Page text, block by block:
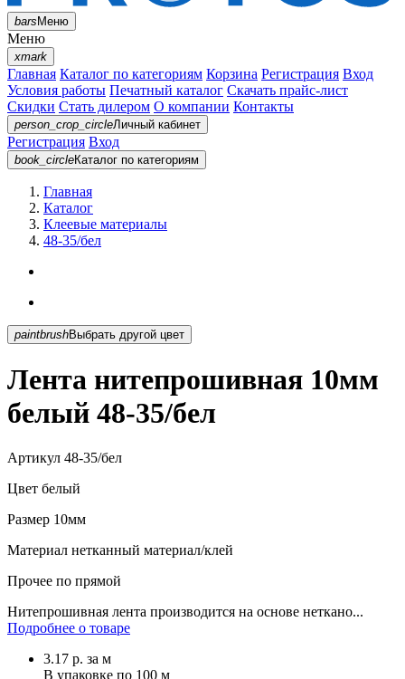
barsМеню
Меню
xmark
Главная Каталог по категориям Корзина Регистрация Вход
Условия работы Печатный каталог Скачать прайс-лист
Скидки Стать дилером О компании Контакты
person_crop_circleЛичный кабинет
Регистрация Вход
book_circleКаталог по категориям
Главная
Каталог
Клеевые материалы
48-35/бел
paintbrush Выбрать другой цвет
Лента нитепрошивная 10мм
белый 48-35/бел
Артикул 48-35/бел
Цвет белый
Размер 10мм
Материал нетканный материал/клей
Прочее по прямой
Нитепрошивная лента производится на основе неткано...
Подробнее о товаре
3.17 р. за м
В упаковке по 100 м